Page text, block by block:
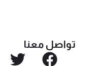
تواصل معنا